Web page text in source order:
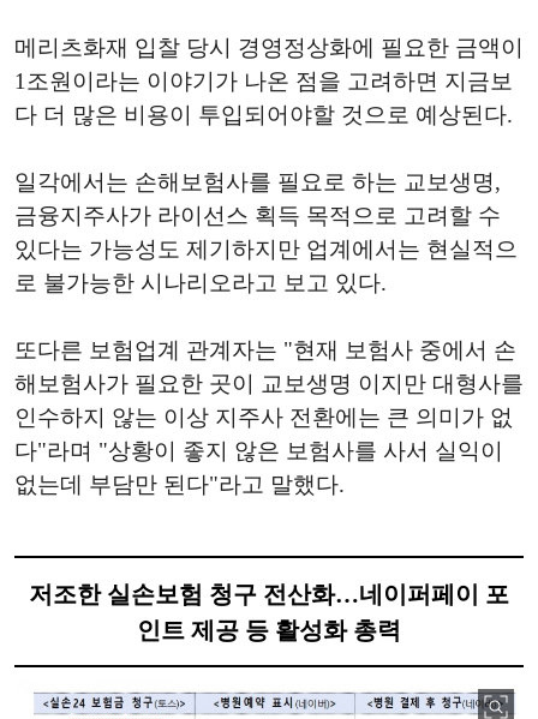
메리츠화재 입찰 당시 경영정상화에 필요한 금액이
1조원이라는 이야기가 나온 점을 고려하면 지금보
다 더 많은 비용이 투입되어야할 것으로 예상된다.
일각에서는 손해보험사를 필요로 하는 교보생명,
금융지주사가 라이선스 획득 목적으로 고려할 수
있다는 가능성도 제기하지만 업계에서는 현실적으
로 불가능한 시나리오라고 보고 있다.
또다른 보험업계 관계자는 "현재 보험사 중에서 손
해보험사가 필요한 곳이 교보생명 이지만 대형사를
인수하지 않는 이상 지주사 전환에는 큰 의미가 없
다"라며 "상황이 좋지 않은 보험사를 사서 실익이
없는데 부담만 된다"라고 말했다.
저조한 실손보험 청구 전산화…네이퍼페이 포
인트 제공 등 활성화 총력